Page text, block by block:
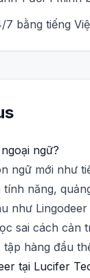
bằng tiếng
ngữ?
ngữ mới như
năng,
như
sai cách cản
hàng đầu
tại Lucifer